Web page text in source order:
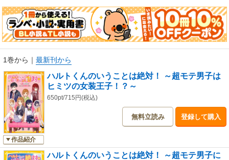
1巻から ｜ 最新刊から
作品紹介
ハルトくんのいうことは絶対！ ～超モテ男子は
ヒミツの女装王子！？～
650pt/715円(税込)
無料立読み 登録して購入
ハルトくんのいうことは絶対！ ～超モテ男子に